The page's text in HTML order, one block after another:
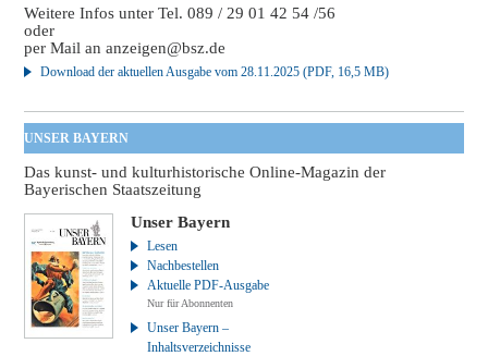
Weitere Infos unter Tel. 089 / 29 01 42 54 /56
oder
per Mail ananzeigen@bsz.de
Download der aktuellen Ausgabe vom 28.11.2025 (PDF, 16,5 MB)
UNSER BAYERN
Das kunst- und kulturhistorische Online-Magazin der
Bayerischen Staatszeitung
Unser Bayern
Lesen
Nachbestellen
Aktuelle PDF-Ausgabe
Nur für Abonnenten
Unser Bayern –
Inhaltsverzeichnisse